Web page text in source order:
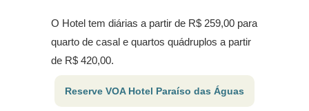
O Hotel tem diárias a partir de R$ 259,00 para
quarto de casal e quartos quádruplos a partir
de R$ 420,00.
Reserve VOA Hotel Paraíso das Águas